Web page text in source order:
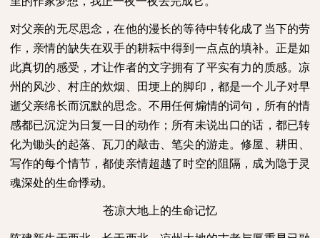
对父亲的无尽思念，在他的漫长的等待中转化成了当下的劳
作，亲情的缺失在双手的耕耘中得到一点点的填补。正是如
此真切的感受，才让作者的文字拥有了平实有力的质感。凉
州的风沙、村庄的炊烟、田埂上的脚印，都是一个儿子对早
逝父亲绵长而沉默的思念。不用任何煽情的词句，所有的情
感都已沉淀为日复一日的动作；所有未说出口的话，都已转
化为锄头的起落、瓦刀的敲击、笔尖的游走。修屋、耕田、
写作的每个情节，都使亲情超越了时空的阻隔，成为隐于灵
魂深处的生命悸动。
苍凉大地上的生命记忆